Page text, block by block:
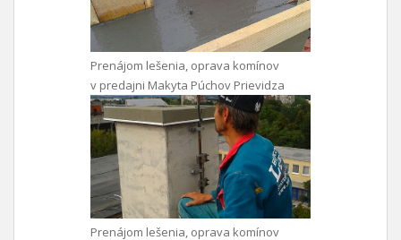
Prenájom lešenia, oprava komínov
v predajni Makyta Púchov Prievidza
Prenájom lešenia, oprava komínov